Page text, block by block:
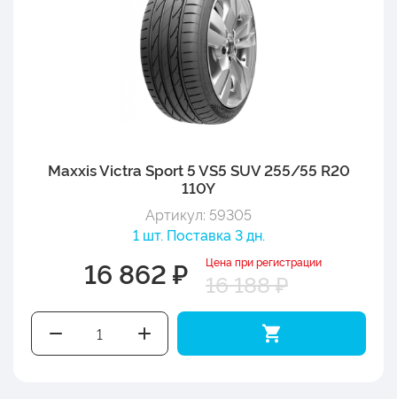
Maxxis Victra Sport 5 VS5 SUV 255/55 R20
110Y
Артикул: 59305
1 шт. Поставка 3 дн.
16 862 ₽ Цена при регистрации
16 188 ₽